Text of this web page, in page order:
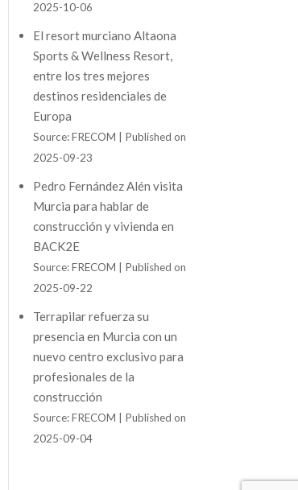
2025-10-06
El resort murciano Altaona
Sports & Wellness Resort,
entre los tres mejores
destinos residenciales de
Europa
Source: FRECOM
Published on
2025-09-23
Pedro Fernández Alén visita
Murcia para hablar de
construcción y vivienda en
BACK2E
Source: FRECOM
Published on
2025-09-22
Terrapilar refuerza su
presencia en Murcia con un
nuevo centro exclusivo para
profesionales de la
construcción
Source: FRECOM
Published on
2025-09-04